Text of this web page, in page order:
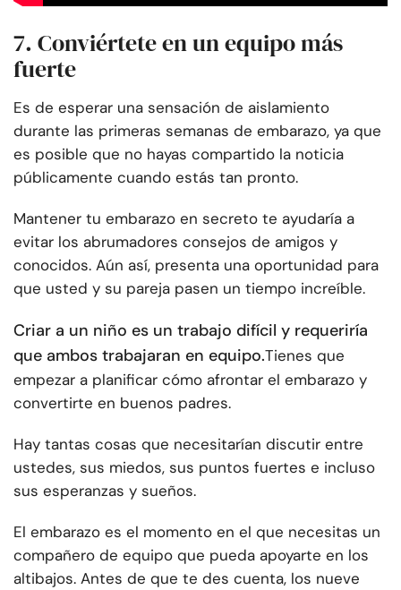
7. Conviértete en un equipo más
fuerte
Es de esperar una sensación de aislamiento
durante las primeras semanas de embarazo, ya que
es posible que no hayas compartido la noticia
públicamente cuando estás tan pronto.
Mantener tu embarazo en secreto te ayudaría a
evitar los abrumadores consejos de amigos y
conocidos. Aún así, presenta una oportunidad para
que usted y su pareja pasen un tiempo increíble.
Criar a un niño es un trabajo difícil y requeriría
que ambos trabajaran en equipo.Tienes que
empezar a planificar cómo afrontar el embarazo y
convertirte en buenos padres.
Hay tantas cosas que necesitarían discutir entre
ustedes, sus miedos, sus puntos fuertes e incluso
sus esperanzas y sueños.
El embarazo es el momento en el que necesitas un
compañero de equipo que pueda apoyarte en los
altibajos. Antes de que te des cuenta, los nueve